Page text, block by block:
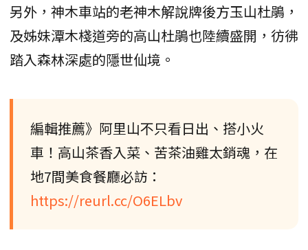
另外，神木車站的老神木解說牌後方玉山杜鵑，
及姊妹潭木棧道旁的高山杜鵑也陸續盛開，彷彿
踏入森林深處的隱世仙境。
編輯推薦》阿里山不只看日出、搭小火
車！高山茶香入菜、苦茶油雞太銷魂，在
地7間美食餐廳必訪：
https://reurl.cc/O6ELbv